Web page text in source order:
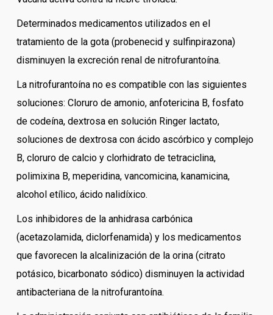
Determinados medicamentos utilizados en el
tratamiento de la gota (probenecid y sulfinpirazona)
disminuyen la excreción renal de nitrofurantoína.
La nitrofurantoína no es compatible con las siguientes
soluciones: Cloruro de amonio, anfotericina B, fosfato
de codeína, dextrosa en solución Ringer lactato,
soluciones de dextrosa con ácido ascórbico y complejo
B, cloruro de calcio y clorhidrato de tetraciclina,
polimixina B, meperidina, vancomicina, kanamicina,
alcohol etílico, ácido nalidíxico.
Los inhibidores de la anhidrasa carbónica
(acetazolamida, diclorfenamida) y los medicamentos
que favorecen la alcalinización de la orina (citrato
potásico, bicarbonato sódico) disminuyen la actividad
antibacteriana de la nitrofurantoína.